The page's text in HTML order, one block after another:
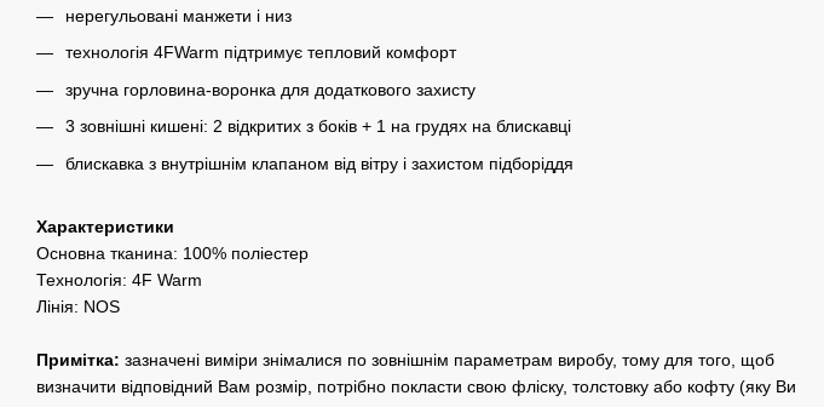
нерегульовані манжети і низ
технологія 4FWarm підтримує тепловий комфорт
зручна горловина-воронка для додаткового захисту
3 зовнішні кишені: 2 відкритих з боків + 1 на грудях на блискавці
блискавка з внутрішнім клапаном від вітру і захистом підборіддя
Характеристики
Основна тканина: 100% поліестер
Технологія: 4F Warm
Лінія: NOS
Примітка: зазначені виміри знімалися по зовнішнім параметрам виробу, тому для того, щоб
визначити відповідний Вам розмір, потрібно покласти свою фліску, толстовку або кофту (яку Ви